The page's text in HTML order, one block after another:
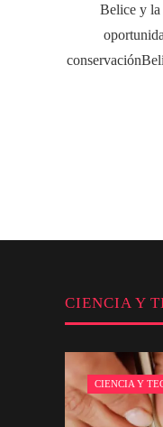
Belice y la
CIENCIA Y
CIENCIA Y